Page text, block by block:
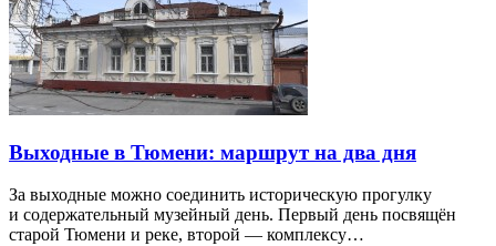
Выходные в Тюмени: маршрут на два дня
За выходные можно соединить историческую прогулку
и содержательный музейный день. Первый день посвящён
старой Тюмени и реке, второй — комплексу…